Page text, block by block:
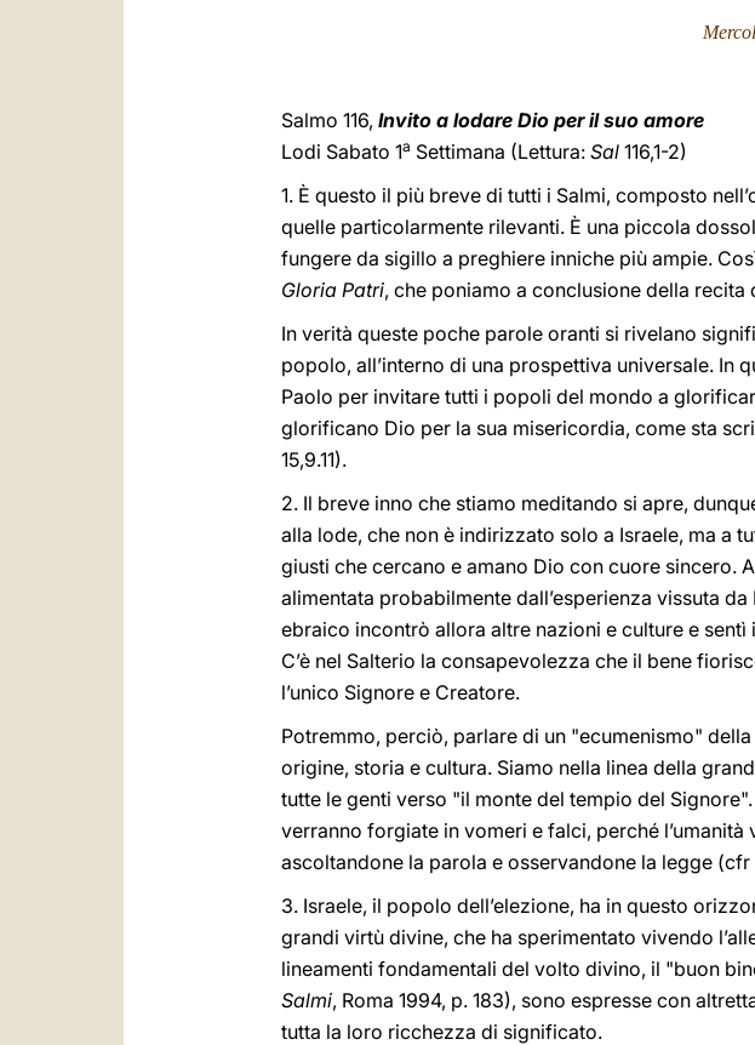
Salmo 116, Invito a lodare Dio per il suo amore
Lodi Sabato 1a Settimana (Lettura: Sal 116,1-2)
1. È questo il più breve di tutti i Salmi, composto
quelle particolarmente rilevanti. È una piccola
fungere da sigillo a preghiere inniche più ampie.
Gloria Patri, che poniamo a conclusione della recita
In verità queste poche parole oranti si rivelano
popolo, all’interno di una prospettiva universale. In
Paolo per invitare tutti i popoli del mondo a
glorificano Dio per la sua misericordia, come sta
15,9.11).
2. Il breve inno che stiamo meditando si apre,
alla lode, che non è indirizzato solo a Israele, ma a
giusti che cercano e amano Dio con cuore sincero.
alimentata probabilmente dall’esperienza vissuta
ebraico incontrò allora altre nazioni e culture e
C’è nel Salterio la consapevolezza che il bene
l’unico Signore e Creatore.
Potremmo, perciò, parlare di un "ecumenismo"
origine, storia e cultura. Siamo nella linea della
tutte le genti verso "il monte del tempio del
verranno forgiate in vomeri e falci, perché
ascoltandone la parola e osservandone la legge (cfr
3. Israele, il popolo dell’elezione, ha in questo
grandi virtù divine, che ha sperimentato vivendo
lineamenti fondamentali del volto divino, il "buon
Salmi, Roma 1994, p. 183), sono espresse con
tutta la loro ricchezza di significato.